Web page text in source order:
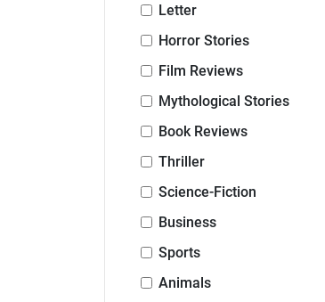
Letter
Horror Stories
Film Reviews
Mythological Stories
Book Reviews
Thriller
Science-Fiction
Business
Sports
Animals